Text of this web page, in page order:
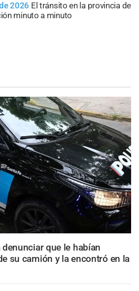
2026 El tránsito en la provincia de
minuto a minuto
denunciar que le habían
su camión y la encontró en la